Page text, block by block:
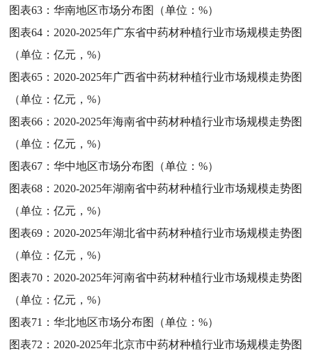
图表63：华南地区市场分布图（单位：%）
图表64： 2020-2025年广东省中药材种植行业市场规模走势图
（单位：亿元，%）
图表65： 2020-2025年广西省中药材种植行业市场规模走势图
（单位：亿元，%）
图表66： 2020-2025年海南省中药材种植行业市场规模走势图
（单位：亿元，%）
图表67：华中地区市场分布图（单位：%）
图表68： 2020-2025年湖南省中药材种植行业市场规模走势图
（单位：亿元，%）
图表69： 2020-2025年湖北省中药材种植行业市场规模走势图
（单位：亿元，%）
图表70： 2020-2025年河南省中药材种植行业市场规模走势图
（单位：亿元，%）
图表71：华北地区市场分布图（单位：%）
图表72： 2020-2025年北京市中药材种植行业市场规模走势图